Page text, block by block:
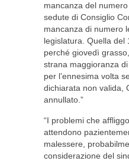
mancanza del
sedute di Consiglio
mancanza di numero
legislatura. Quella del
perché giovedì
strana maggioranza
per l’ennesima volta
dichiarata non valida,
annullato.”
“I problemi che
attendono
malessere,
considerazione del